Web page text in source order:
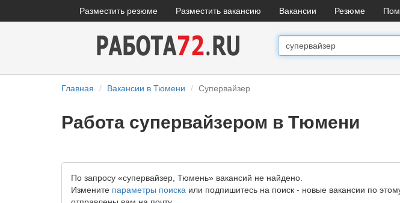
Разместить резюме Разместить вакансию Вакансии Резюме
Главная Вакансии в Тюмени Супервайзер
Работа супервайзером в Тюмени
По запросу «супервайзер, Тюмень» вакансий не найдено.
Измените параметры поиска или подпишитесь на поиск - новые вакансии по